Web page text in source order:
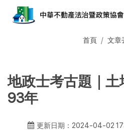
首頁 文章
地政士考古題｜土
93年
更新日期：2024-04-02